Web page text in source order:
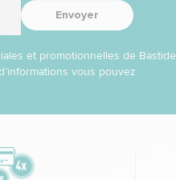
Envoyer
et promotionnelles de Bastide
vous pouvez